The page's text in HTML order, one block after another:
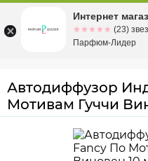
Омскул.
Автодиффузор
Мотивам Гуччи
Интернет
☆☆☆☆☆
★★★★★ (23)
Парфюм-Лидер